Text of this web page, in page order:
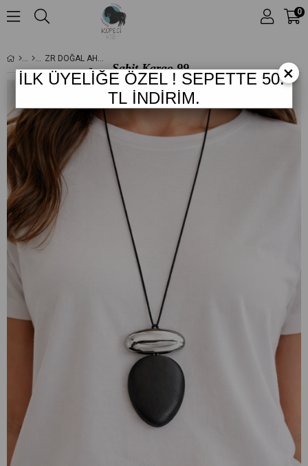
Sabit Kargo99.-
TL *1.249 TLve
Üzeri Ücretsiz Kargo
0
ZR DOĞAL AHŞAP UZUN KOLYE
×
İLK ÜYELİĞE ÖZEL ! SEPETTE 50.-
TL İNDİRİM.